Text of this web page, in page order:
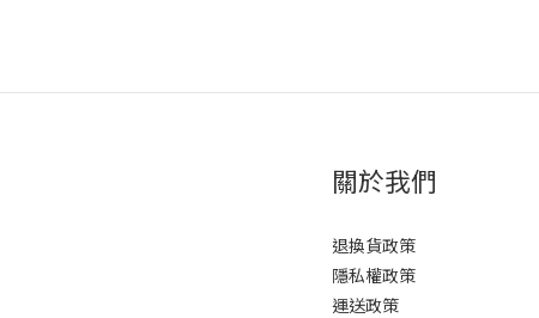
關於我們
退換貨政策
隱私權政策
運送政策